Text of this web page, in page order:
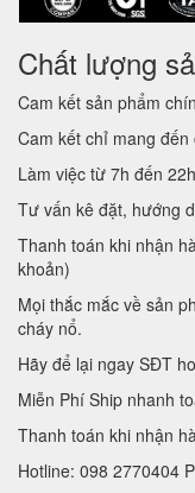
Chất lượng
Cam kết sản phẩm
Cam kết chỉ mang
Làm việc từ 7h đến
Tư vấn kê đặt, hướng
Thanh toán khi nhận
khoản)
Mọi thắc mắc về sản
cháy nổ.
Hãy để lại ngay SĐT
Miễn Phí Ship nhanh
Thanh toán khi nhận
Hotline: 098 2770404